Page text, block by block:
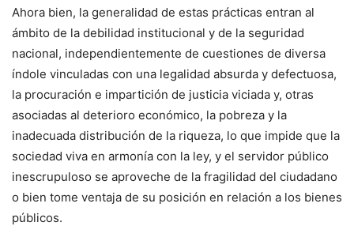
Ahora bien, la generalidad de estas prácticas entran al
ámbito de la debilidad institucional y de la seguridad
nacional, independientemente de cuestiones de diversa
índole vinculadas con una legalidad absurda y defectuosa,
la procuración e impartición de justicia viciada y, otras
asociadas al deterioro económico, la pobreza y la
inadecuada distribución de la riqueza, lo que impide que la
sociedad viva en armonía con la ley, y el servidor público
inescrupuloso se aproveche de la fragilidad del ciudadano
o bien tome ventaja de su posición en relación a los bienes
públicos.